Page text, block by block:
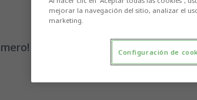
mejorar la navegación del sitio, analizar el
marketing.
Configuración de